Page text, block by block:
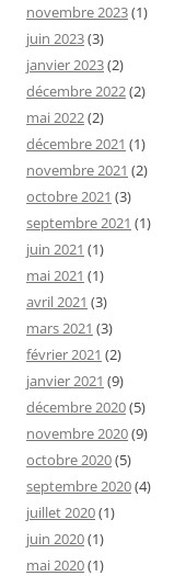
novembre 2023(1)
juin 2023(3)
janvier 2023(2)
décembre 2022(2)
mai 2022(2)
décembre 2021 (1)
novembre 2021 (2)
octobre 2021 (3)
septembre 2021 (1)
juin 2021 (1)
mai 2021 (1)
avril 2021 (3)
mars 2021 (3)
février 2021 (2)
janvier 2021 (9)
décembre 2020(5)
novembre 2020(9)
octobre 2020(5)
septembre 2020(4)
juillet 2020(1)
juin 2020(1)
mai 2020(1)